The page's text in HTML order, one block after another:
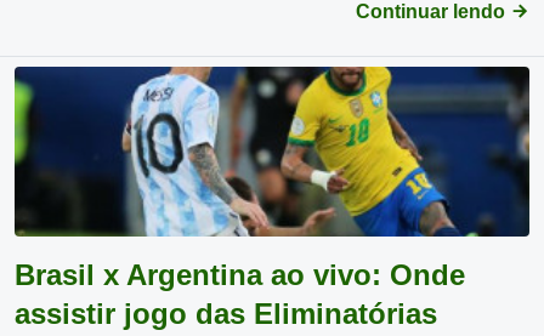
Continuar lendo
Brasil x Argentina ao vivo: Onde
assistir jogo das Eliminatórias